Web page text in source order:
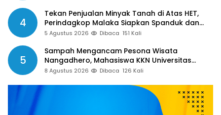
4
Tekan Penjualan Minyak Tanah di Atas HET,
Perindagkop Malaka Siapkan Spanduk dan
Nomor Pengaduan
5 Agustus 2026 Dibaca 151 Kali
5
Sampah Mengancam Pesona Wisata
Nangadhero, Mahasiswa KKN Universitas
Muhamadiyah Turun Tangan Bersihkan Pantai
8 Agustus 2026 Dibaca 126 Kali